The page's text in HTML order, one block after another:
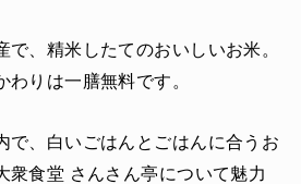
で、精米したてのおいしいお米。
わりは一膳無料です。
で、白いごはんとごはんに合うお
衆食堂 さんさん亭について魅力